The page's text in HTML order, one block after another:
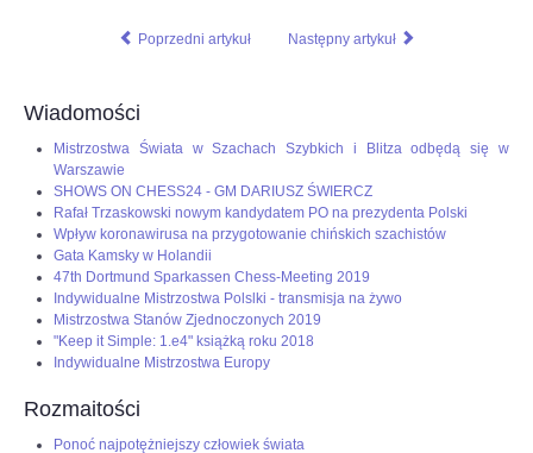
Poprzedni artykuł Następny artykuł
Wiadomości
Mistrzostwa Świata w Szachach Szybkich i Blitza odbędą się w
Warszawie
SHOWS ON CHESS24 - GM DARIUSZ ŚWIERCZ
Rafał Trzaskowski nowym kandydatem PO na prezydenta Polski
Wpływ koronawirusa na przygotowanie chińskich szachistów
Gata Kamsky w Holandii
47th Dortmund Sparkassen Chess-Meeting 2019
Indywidualne Mistrzostwa Polslki - transmisja na żywo
Mistrzostwa Stanów Zjednoczonych 2019
"Keep it Simple: 1.e4" książką roku 2018
Indywidualne Mistrzostwa Europy
Rozmaitości
Ponoć najpotężniejszy człowiek świata